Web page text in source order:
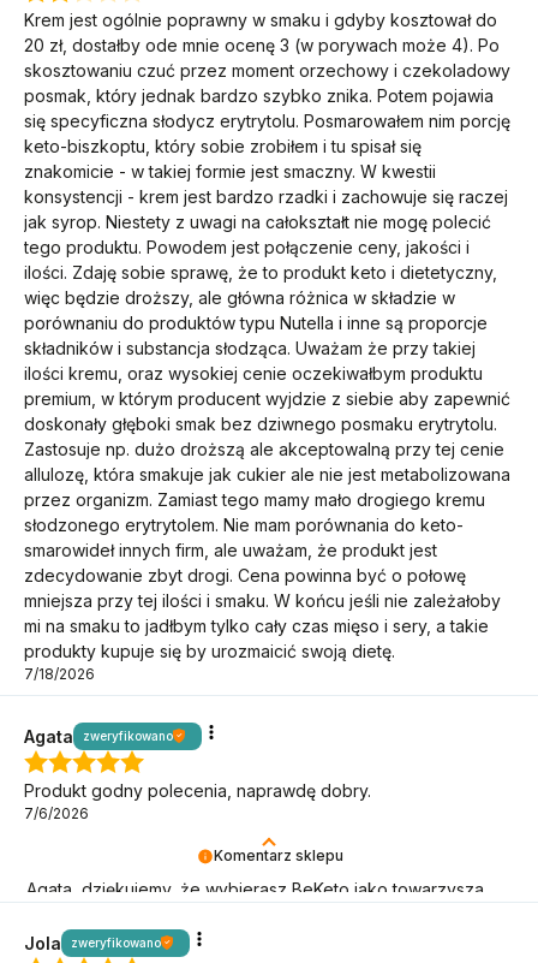
Krem jest ogólnie poprawny w smaku i gdyby kosztował do
20 zł, dostałby ode mnie ocenę 3 (w porywach może 4). Po
skosztowaniu czuć przez moment orzechowy i czekoladowy
posmak, który jednak bardzo szybko znika. Potem pojawia
się specyficzna słodycz erytrytolu. Posmarowałem nim porcję
keto-biszkoptu, który sobie zrobiłem i tu spisał się
znakomicie - w takiej formie jest smaczny. W kwestii
konsystencji - krem jest bardzo rzadki i zachowuje się raczej
jak syrop. Niestety z uwagi na całokształt nie mogę polecić
tego produktu. Powodem jest połączenie ceny, jakości i
ilości. Zdaję sobie sprawę, że to produkt keto i dietetyczny,
więc będzie droższy, ale główna różnica w składzie w
porównaniu do produktów typu Nutella i inne są proporcje
składników i substancja słodząca. Uważam że przy takiej
ilości kremu, oraz wysokiej cenie oczekiwałbym produktu
premium, w którym producent wyjdzie z siebie aby zapewnić
doskonały głęboki smak bez dziwnego posmaku erytrytolu.
Zastosuje np. dużo droższą ale akceptowalną przy tej cenie
allulozę, która smakuje jak cukier ale nie jest metabolizowana
przez organizm. Zamiast tego mamy mało drogiego kremu
słodzonego erytrytolem. Nie mam porównania do keto-
smarowideł innych firm, ale uważam, że produkt jest
zdecydowanie zbyt drogi. Cena powinna być o połowę
mniejsza przy tej ilości i smaku. W końcu jeśli nie zależałoby
mi na smaku to jadłbym tylko cały czas mięso i sery, a takie
produkty kupuje się by urozmaicić swoją dietę.
7/18/2026
Komentarz sklepu
Agata, dziękujemy, że wybierasz BeKeto jako towarzysza
Agata zweryfikowano
Produkt godny polecenia, naprawdę dobry.
7/6/2026
Jola zweryfikowano